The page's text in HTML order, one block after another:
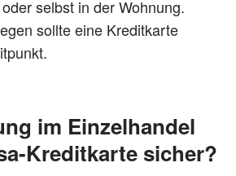
selbst in der Wohnung.
sollte eine Kreditkarte
im Einzelhandel
Kreditkarte sicher?